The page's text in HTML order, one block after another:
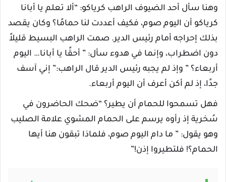
وهنا سأل أحد الضيوف الراهب كرياكو: “ألا تعلم يا أبانا
كرياكو أن اليوم صوم، فكيف أعددت لنا حمامًا؟ وكان يقصد
بذلك إحراجه أمام رئيس الدير. صمت الراهب البسيط قليلاً
دون اضطراب، وإنما في هدوء سأل: ” أحقًا يا أبانا… اليوم
أربعاء؟ ” وإذ لم يجبه رئيس الدير قال الراهب:” إني آسف
جدًا، إذ لم أكن أعرف أن اليوم أربعاء.
فهل تسمحوا للحمام أن يطير؟ “ضحك الحاضرون في
سُخرية إذ رأوه يرسم على الحمام المشوي علامة الصليب
وهو يقول: ” ما دام اليوم صوم، فلماذا تبقون هنا أيها
الحمام؟! فلتطيروا إذن!”